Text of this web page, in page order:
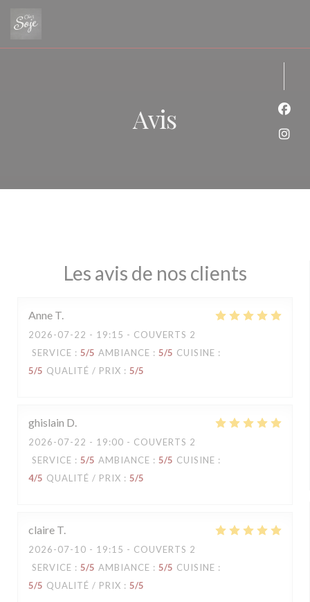
Avis
Les avis de nos clients
Anne T
2026-07-22 - 19:15 - COUVERTS 2
SERVICE : 5/5 AMBIANCE : 5/5 CUISINE :
5/5 QUALITÉ / PRIX : 5/5
ghislain D
2026-07-22 - 19:00 - COUVERTS 2
SERVICE : 5/5 AMBIANCE : 5/5 CUISINE :
4/5 QUALITÉ / PRIX : 5/5
claire T
2026-07-10 - 19:15 - COUVERTS 2
SERVICE : 5/5 AMBIANCE : 5/5 CUISINE :
5/5 QUALITÉ / PRIX : 5/5